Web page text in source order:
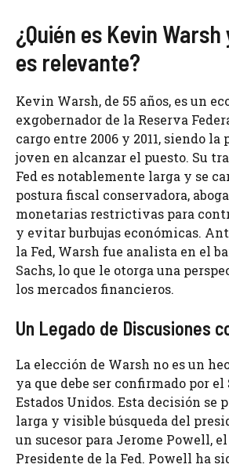
¿Quién es Kevin
es relevante?
Kevin Warsh, de 55 años, es un
exgobernador de la Reserva
cargo entre 2006 y 2011, siendo la
joven en alcanzar el puesto. Su
Fed es notablemente larga y se
postura fiscal conservadora,
monetarias restrictivas para
y evitar burbujas económicas.
la Fed, Warsh fue analista en el
Sachs, lo que le otorga una
los mercados financieros.
Un Legado de Discusiones
La elección de Warsh no es un
ya que debe ser confirmado por el
Estados Unidos. Esta decisión se
larga y visible búsqueda del
un sucesor para Jerome Powell,
Presidente de la Fed. Powell ha